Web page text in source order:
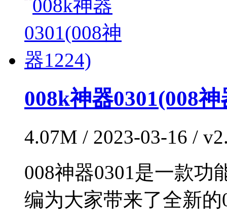
008k神器0301(008神
4.07M / 2023-03-16 /
008神器0301是一款功
编为大家带来了全新